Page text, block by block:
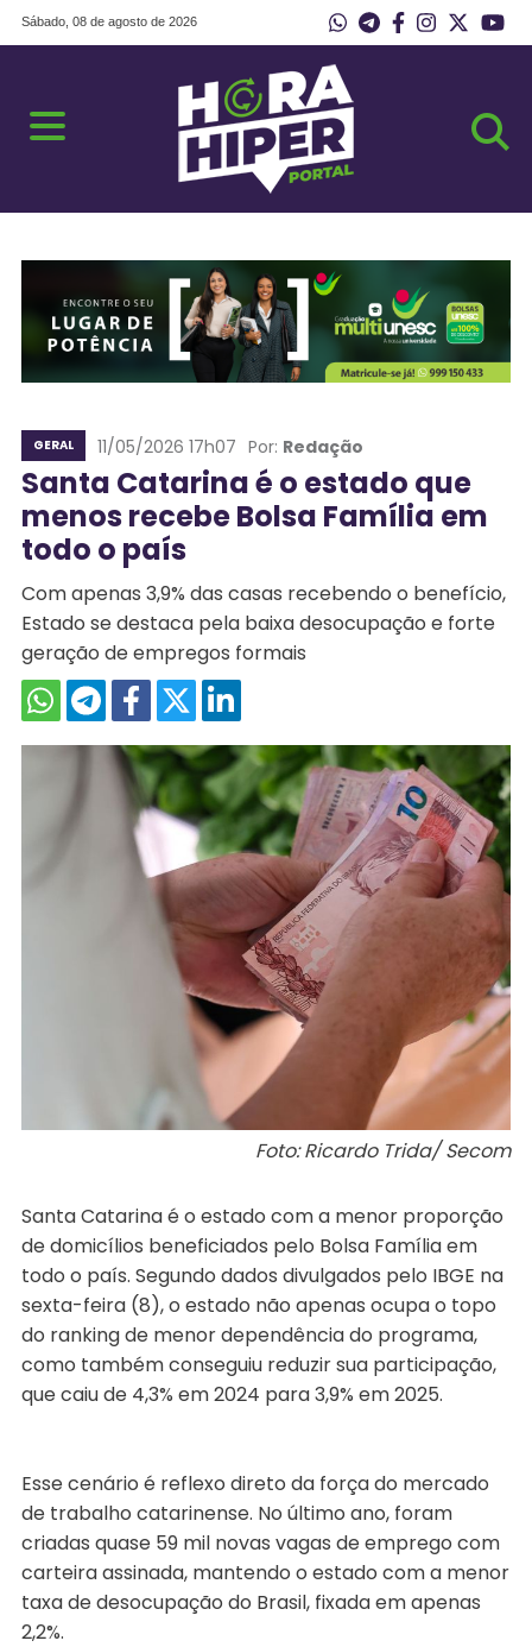
Sábado, 08 de agosto de 2026
GERAL 11/05/2026 17h07 Por: Redação
Santa Catarina é o estado que
menos recebe Bolsa Família em
todo o país
Com apenas 3,9% das casas recebendo o benefício,
Estado se destaca pela baixa desocupação e forte
geração de empregos formais
Foto: Ricardo Trida/ Secom
Santa Catarina é o estado com a menor proporção
de domicílios beneficiados pelo Bolsa Família em
todo o país. Segundo dados divulgados pelo IBGE na
sexta-feira (8), o estado não apenas ocupa o topo
do ranking de menor dependência do programa,
como também conseguiu reduzir sua participação,
que caiu de 4,3% em 2024 para 3,9% em 2025.
Esse cenário é reflexo direto da força do mercado
de trabalho catarinense. No último ano, foram
criadas quase 59 mil novas vagas de emprego com
carteira assinada, mantendo o estado com a menor
taxa de desocupação do Brasil, fixada em apenas
2,2%.